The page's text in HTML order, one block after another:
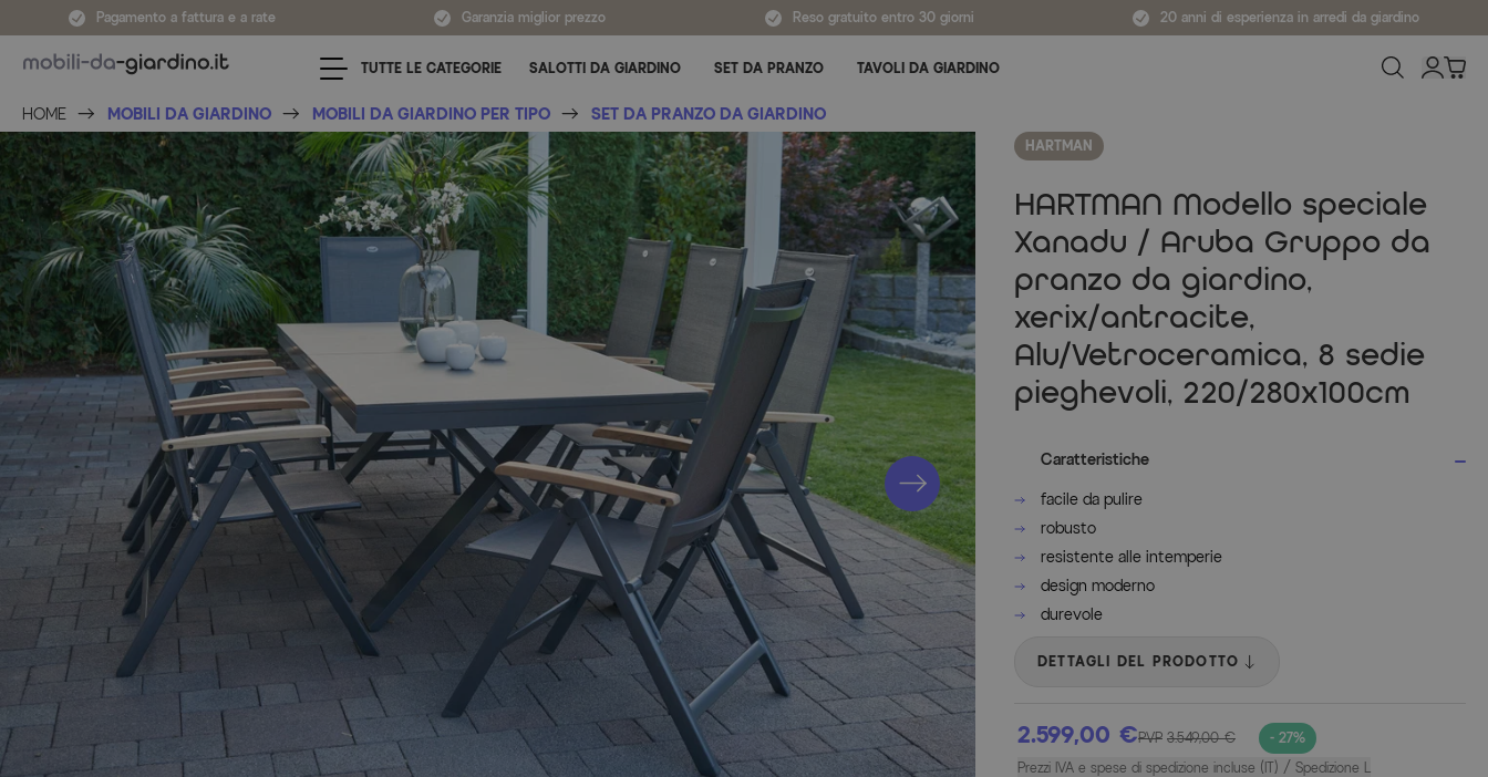
Salta al contenutoPagamento a fattura e a rate Garanzia miglior prezzo Reso gratuito entro 30 giorni 20 anni di esperienza in arredi da giardino
TUTTE LE CATEGORIE SALOTTI DA GIARDINO SET DA PRANZO TAVOLI DA GIARDINO
HOME MOBILI DA GIARDINO MOBILI DA GIARDINO PER TIPO SET DA PRANZO DA GIARDINO
HARTMAN
HARTMAN Modello speciale
Xanadu / Aruba Gruppo da
pranzo da giardino,
xerix/antracite,
Alu/Vetroceramica, 8 sedie
pieghevoli, 220/280x100cm
Caratteristiche
facile da pulire
robusto
resistente alle intemperie
design moderno
durevole
DETTAGLI DEL PRODOTTO
2.599,00 €PVP 3.549,00 €
- 27%
Prezzi IVA e spese di spedizione incluse (IT) / Spedizione L